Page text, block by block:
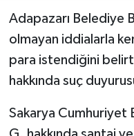
Adapazarı Belediye
olmayan iddialarla
para istendiğini
hakkında suç
Sakarya Cumhuriyet